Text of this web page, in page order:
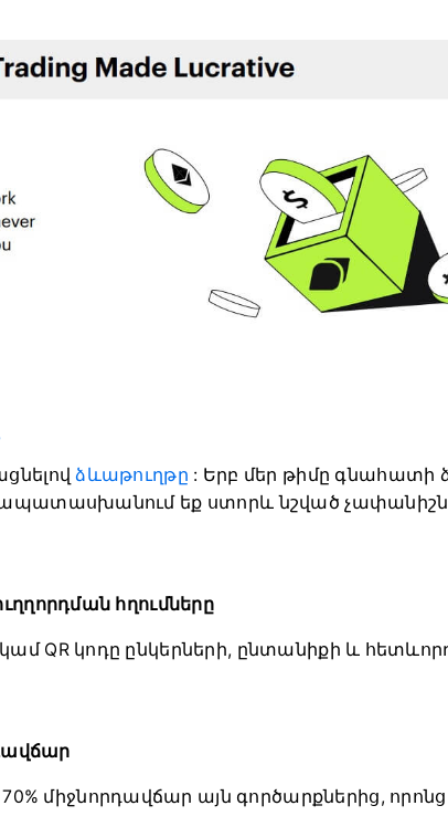
ձևաթուղթը : Երբ մեր թիմը գնահատի
եք ստորև նշված
հղումները
QR կոդը ընկերների, ընտանիքի և
միջնորդավճար այն գործարքներից, որոնց